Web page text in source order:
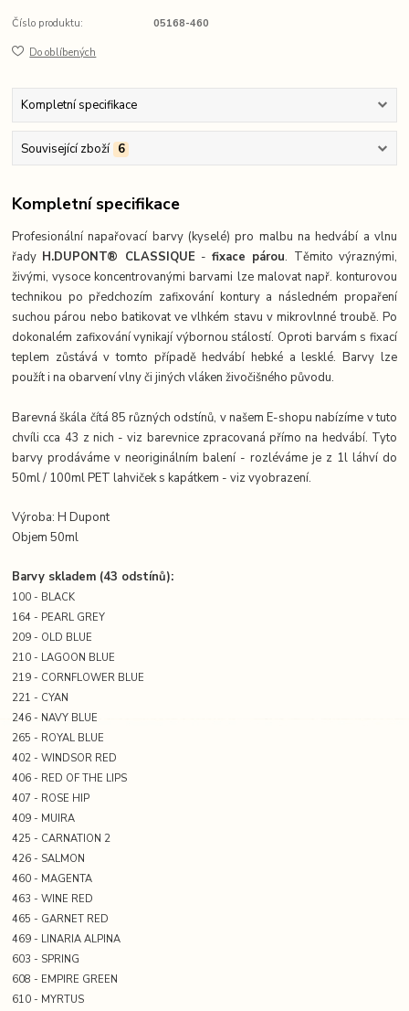
Číslo produktu: 05168-460
Do oblíbených
Kompletní specifikace
Související zboží 6
Kompletní specifikace
Profesionální napařovací barvy (kyselé) pro malbu na hedvábí a vlnu
řady H.DUPONT® CLASSIQUE-fixace párou. Těmito výraznými,
živými, vysoce koncentrovanými barvami lze malovat např. konturovou
technikou po předchozím zafixování kontury a následném propaření
suchou párou nebo batikovat ve vlhkém stavu v mikrovlnné troubě. Po
dokonalém zafixování vynikají výbornou stálostí. Oproti barvám s fixací
teplem zůstává v tomto případě hedvábí hebké a lesklé. Barvy lze
použít i na obarvení vlny či jiných vláken živočišného původu.
Barevná škála čítá 85 různých odstínů, v našem E-shopu nabízíme v tuto
chvíli cca 43 z nich - viz barevnice zpracovaná přímo na hedvábí. Tyto
barvy prodáváme v neoriginálním balení - rozléváme je z 1l láhví do
50ml / 100ml PET lahviček s kapátkem - viz vyobrazení.
Výroba: H Dupont
Objem 50ml
Barvy skladem (43 odstínů):
100 - BLACK
164 - PEARL GREY
209 - OLD BLUE
210 - LAGOON BLUE
219 - CORNFLOWER BLUE
221 - CYAN
246 - NAVY BLUE
265 - ROYAL BLUE
402 - WINDSOR RED
406 - RED OF THE LIPS
407 - ROSE HIP
409 - MUIRA
425 - CARNATION 2
426 - SALMON
460 - MAGENTA
463 - WINE RED
465 - GARNET RED
469 - LINARIA ALPINA
603 - SPRING
608 - EMPIRE GREEN
610 - MYRTUS